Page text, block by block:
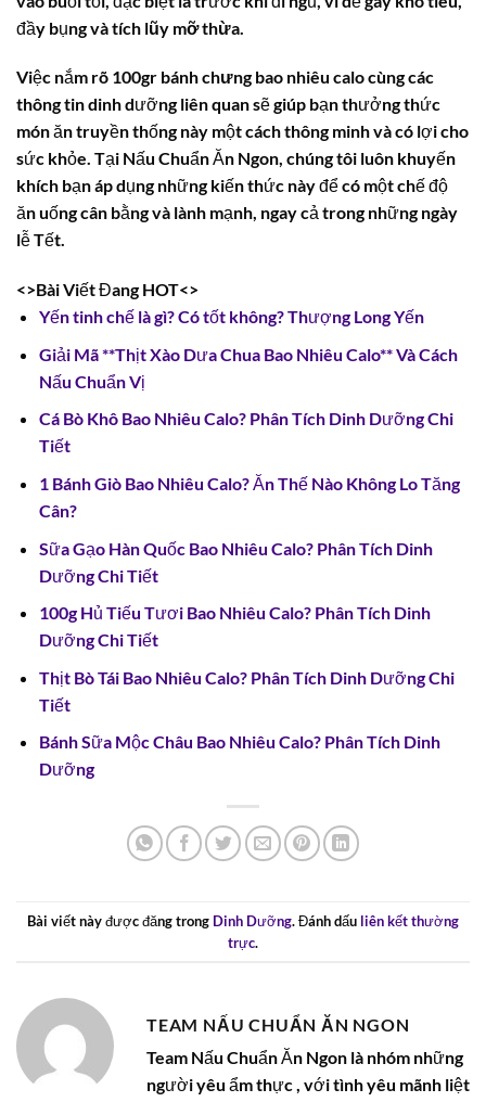
đầy bụng vàtích lũy mỡ thừa
Việc nắm rõ 100gr bánh chưng bao nhiêu calocùng các
thông tin dinh dưỡng liên quan sẽ giúp bạn thưởng thức
món ăn truyền thống này một cách thông minh và có lợi cho
sức khỏe. Tại Nấu Chuẩn Ăn Ngon, chúng tôi luôn khuyến
khích bạn áp dụng những kiến thức này để có một chế độ
ăn uống cân bằng và lành mạnh, ngay cả trong những ngày
lễ Tết.
<>Bài Viết Đang HOT<>
Yến tinh chế là gì? Có tốt không? Thượng Long Yến
Giải Mã **Thịt Xào Dưa Chua Bao Nhiêu Calo** Và Cách
Nấu Chuẩn Vị
Cá Bò Khô Bao Nhiêu Calo? Phân Tích Dinh Dưỡng Chi
Tiết
1 Bánh Giò Bao Nhiêu Calo? Ăn Thế Nào Không Lo Tăng
Cân?
Sữa Gạo Hàn Quốc Bao Nhiêu Calo? Phân Tích Dinh
Dưỡng Chi Tiết
100g Hủ Tiếu Tươi Bao Nhiêu Calo? Phân Tích Dinh
Dưỡng Chi Tiết
Thịt Bò Tái Bao Nhiêu Calo? Phân Tích Dinh Dưỡng Chi
Tiết
Bánh Sữa Mộc Châu Bao Nhiêu Calo? Phân Tích Dinh
Dưỡng
Bài viết này được đăng trong Dinh Dưỡng. Đánh dấu liên kết thường
trực.
TEAM NẤU CHUẨN ĂN NGON
Team Nấu Chuẩn Ăn Ngon là nhóm những
người yêu ẩm thực , với tình yêu mãnh liệt